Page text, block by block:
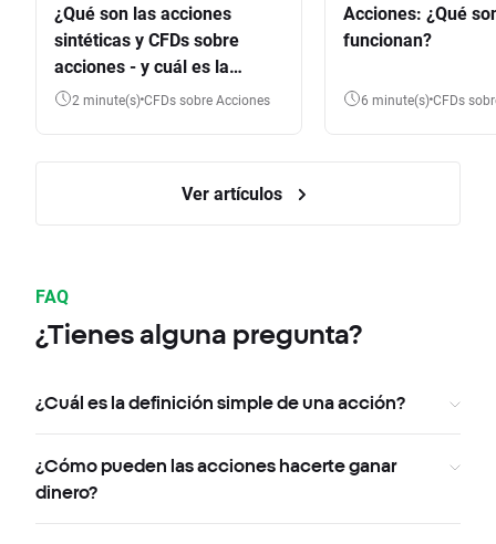
¿Qué son las acciones
sintéticas y CFDs sobre
acciones - y cuál es la
diferencia?
2 minute(s) CFDs sobre Acciones
Acciones: ¿Qué
funcionan?
6 minute(s) CFDs
Ver artículos
FAQ
¿Tienes alguna pregunta?
¿Cuál es la definición simple de una acción?
¿Cómo pueden las acciones hacerte ganar
dinero?